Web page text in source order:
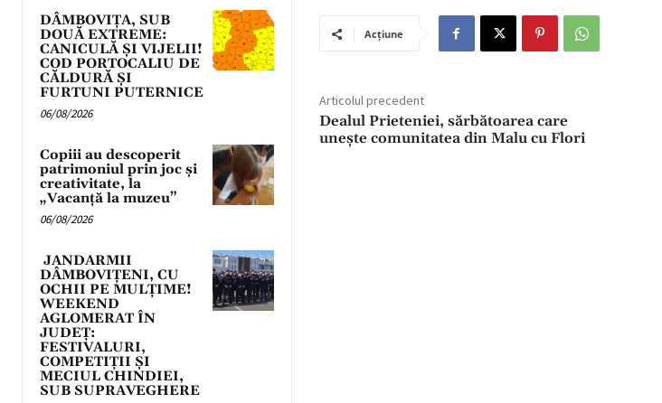
DÂMBOVIȚA, SUB
DOUĂ EXTREME:
CANICULĂ ȘI VIJELII!
COD PORTOCALIU DE
CĂLDURĂ ȘI
FURTUNI PUTERNICE
06/08/2026
Copiii au descoperit
patrimoniul prin joc și
creativitate, la
„Vacanță la muzeu”
06/08/2026
JANDARMII
DÂMBOVIȚENI, CU
OCHII PE MULȚIME!
WEEKEND
AGLOMERAT ÎN
JUDEȚ:
FESTIVALURI,
COMPETIȚII ȘI
MECIUL CHINDIEI,
SUB SUPRAVEGHERE
Acțiune
Articolul precedent
Dealul Prieteniei, sărbătoarea care
unește comunitatea din Malu cu Flori